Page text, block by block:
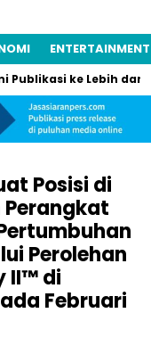
ENTERTAINMENT
ke Lebih dari 150
Posisi di
Perolehan
II™ di
Februari